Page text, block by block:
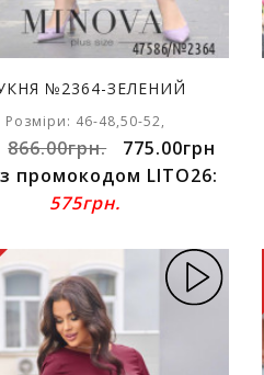
№2364-ЗЕЛЕНИЙ
Розміри: 46-48,50-52,
866.00грн.
775.00грн
промокодом LITO26:
575грн.